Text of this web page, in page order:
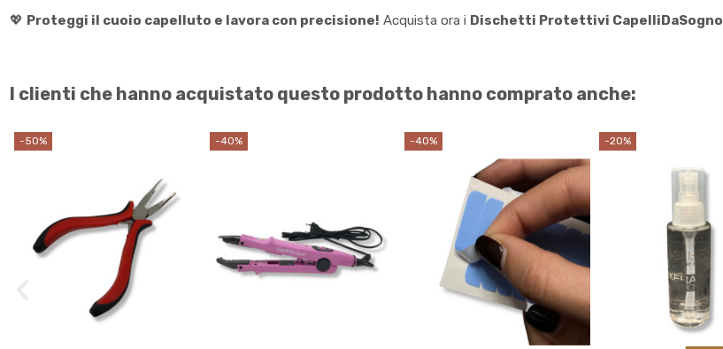
💖 Proteggi il cuoio capelluto e lavora con precisione! Acquista ora i Dischetti Protettivi CapelliDaSogno
I clienti che hanno acquistato questo prodotto hanno comprato anche:
-50% -40% -40% -20%